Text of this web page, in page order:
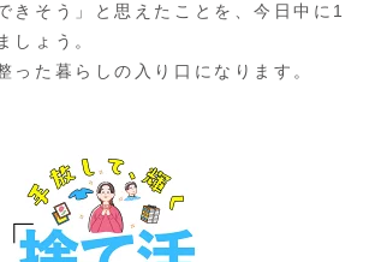
きそう」と思えたことを、今日中に1
しょう。
った暮らしの入り口になります。